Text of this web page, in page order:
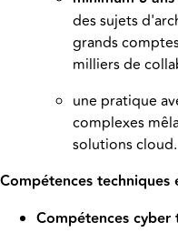
des sujets
grands
milliers de
une pratique
complexes
solutions cloud.
Compétences
Compétences cyber